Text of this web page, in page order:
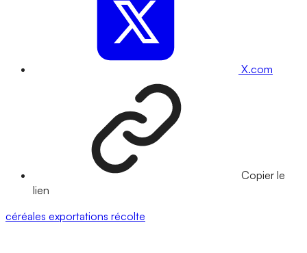
X.com
Copier le
lien
céréales exportations récolte